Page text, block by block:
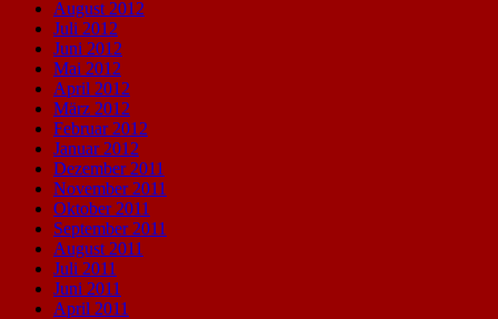
August 2012
Juli 2012
Juni 2012
Mai 2012
April 2012
März 2012
Februar 2012
Januar 2012
Dezember 2011
November 2011
Oktober 2011
September 2011
August 2011
Juli 2011
Juni 2011
April 2011